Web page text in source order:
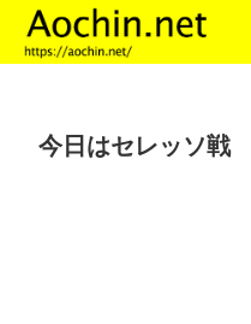
今日はセレッソ戦